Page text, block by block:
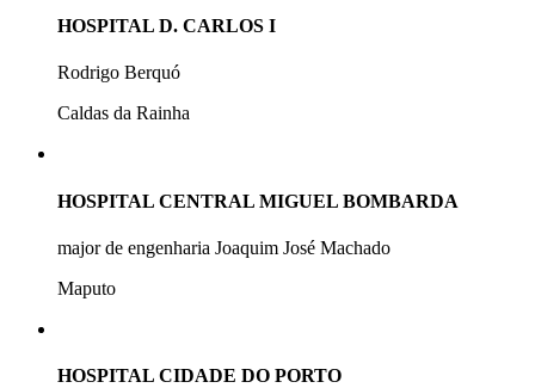
HOSPITAL D. CARLOS I
Rodrigo Berquó
Caldas da Rainha
HOSPITAL CENTRAL MIGUEL BOMBARDA
major de engenharia Joaquim José Machado
Maputo
HOSPITAL CIDADE DO PORTO